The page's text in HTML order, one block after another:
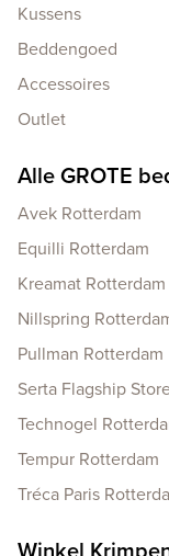
Kussens
Beddengoed
Accessoires
Outlet
Alle GROTE
Avek Rotterdam
Equilli Rotterdam
Kreamat Rotterdam
Nillspring
Pullman Rotterdam
Serta Flagship
Technogel
Tempur Rotterdam
Tréca Paris